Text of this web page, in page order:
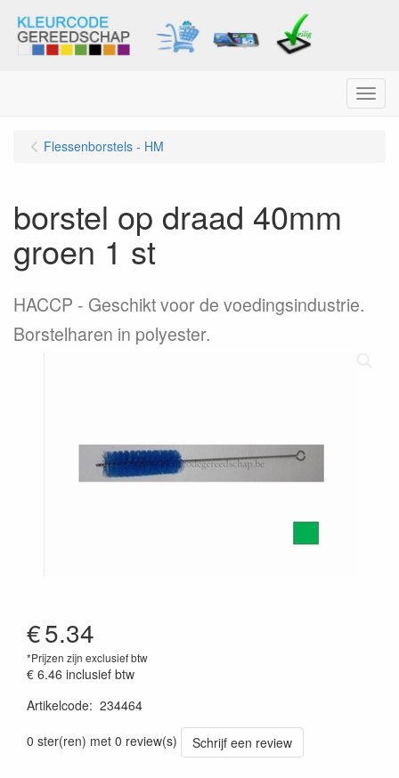
Menu
Flessenborstels - HM
borstel op draad 40mm
groen 1 st
HACCP - Geschikt voor de voedingsindustrie.
Borstelharen in polyester.
€5.34
*Prijzen zijn exclusief btw
€ 6.46 inclusief btw
Artikelcode: 234464
0 ster(ren) met 0 review(s)
Schrijf een review